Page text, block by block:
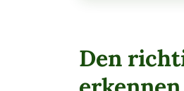
Den